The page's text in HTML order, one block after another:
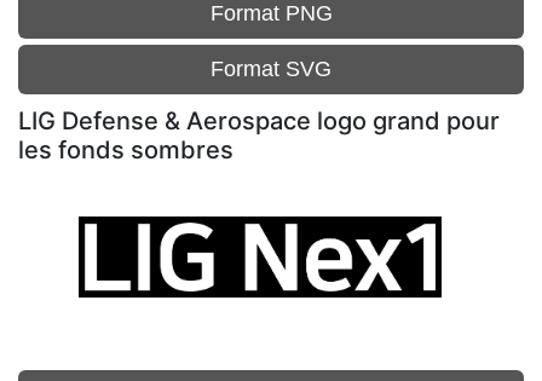
Format PNG
Format SVG
LIG Defense & Aerospace logo grand pour
les fonds sombres